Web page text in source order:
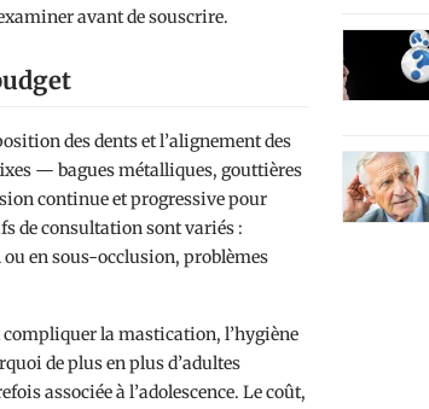
avant de souscrire.
des dents et l’alignement des
— bagues métalliques, gouttières
continue et progressive pour
de consultation sont variés :
en sous-occlusion, problèmes
la mastication, l’hygiène
de plus en plus d’adultes
associée à l’adolescence. Le coût,